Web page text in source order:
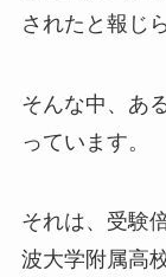
されたと報じ
そんな中、あ
っています。
それは、受験
波大学附属高